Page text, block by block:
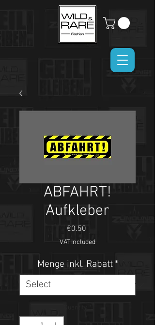
ABFAHRT!
Aufkleber
€0.50Price
VAT Included
Menge inkl. Rabatt *